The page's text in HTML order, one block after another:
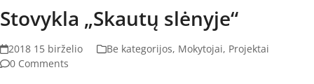
Stovykla „Skautų slėnyje“
2018 15 birželio Be kategorijos, Mokytojai, Projektai
0 Comments